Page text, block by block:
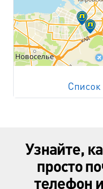
м. Пр.
пр.
м.
Список
Узнайте,
просто
телефон